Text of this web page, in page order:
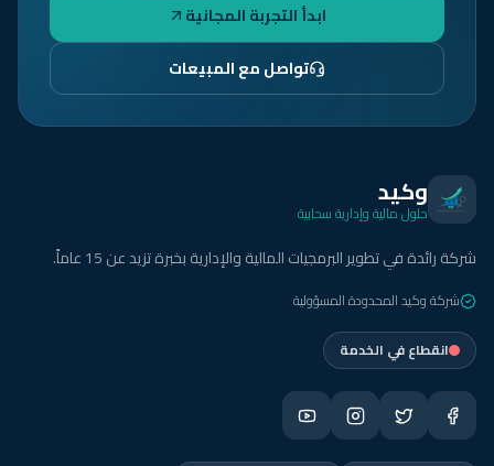
ابدأ التجربة المجانية
تواصل مع المبيعات
وكيد
حلول مالية وإدارية سحابية
شركة رائدة في تطوير البرمجيات المالية والإدارية بخبرة تزيد عن 15 عاماً.
شركة وكيد المحدودة المسؤولية
انقطاع في الخدمة